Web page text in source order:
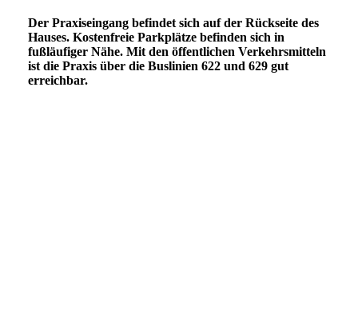
Der Praxiseingang befindet sich auf der Rückseite des
Hauses. Kostenfreie Parkplätze befinden sich in
fußläufiger Nähe. Mit den öffentlichen Verkehrsmitteln
ist die Praxis über die Buslinien 622 und 629 gut
erreichbar.